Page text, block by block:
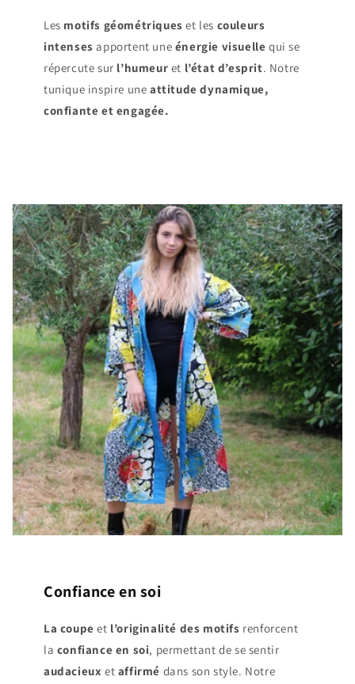
Les motifs géométriques et les couleurs
intenses apportent une énergie visuelle qui se
répercute sur l’humeur et l’état d’esprit. Notre
tunique inspire une attitude dynamique,
confiante et engagée.
Confiance en soi
La coupeet l’originalité des motifs renforcent
la confiance en soi, permettant de se sentir
audacieux et affirmé dans son style. Notre